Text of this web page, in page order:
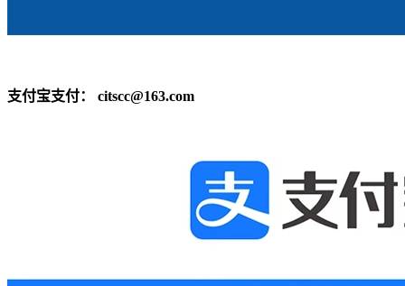
支付宝支付： citscc@163.com